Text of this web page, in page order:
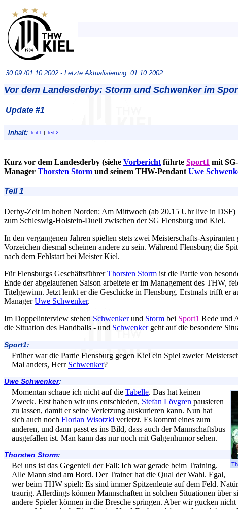
30.09./01.10.2002 - Letzte Aktualisierung: 01.10.2002
Vor dem Landesderby: Storm und Schwenker im
Update #1
Inhalt: Teil 1 | Teil 2
Kurz vor dem Landesderby (siehe Vorbericht führte Sport1 mit SG-
Manager Thorsten Storm und seinem THW-Pendant Uwe
Teil 1
Derby-Zeit im hohen Norden: Am Mittwoch (ab 20.15 Uhr live in DSF)
zum Schleswig-Holstein-Duell zwischen der SG Flensburg und Kiel.
In den vergangenen Jahren spielten stets zwei Meisterschafts-Aspiranten
Vorzeichen diesmal scheinen andere zu sein. Während Flensburg die
nach dem Fehlstart bei Meister Kiel.
Für Flensburgs GeschäftsführerThorsten Storm ist die Partie von
Ende der abgelaufenen Saison arbeitete er im Management des THW,
Titelgewinn. Jetzt lenkt er die Geschicke in Flensburg. Erstmals trifft er
ManagerUwe Schwenker.
Im Doppelinterview stehen Schwenkerund Storm bei Sport1 Rede und
die Situation des Handballs - und Schwenkergeht auf die besondere
Sport1:
Früher war die Partie Flensburg gegen Kiel ein Spiel zweier
Mal anders, Herr Schwenker?
Uwe Schwenker:
Momentan schaue ich nicht auf die Tabelle. Das hat keinen
Zweck. Erst haben wir uns entschieden, Stefan Lövgren pausieren
zu lassen, damit er seine Verletzung auskurieren kann. Nun hat
sich auch noch Florian Wisotzki verletzt. Es kommt eines zum
anderen, und dann passt es ins Bild, dass auch der Mannschaftsbus
ausgefallen ist. Man kann das nur noch mit Galgenhumor sehen.
Thorsten Storm:
Bei uns ist das Gegenteil der Fall: Ich war gerade beim Training.
Alle Mann sind am Bord. Der Trainer hat die Qual der Wahl. Egal,
wer beim THW spielt: Es sind immer Spitzenleute auf dem Feld.
traurig. Allerdings können Mannschaften in solchen Situationen über
andere Spieler können in die Bresche springen. Aber wir gucken